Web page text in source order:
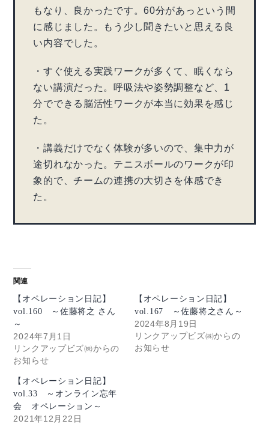
もなり、良かったです。60分があっという間
に感じました。もう少し聞きたいと思える良
い内容でした。
・すぐ使える実践ワークが多くて、眠くなら
ない講演だった。呼吸法や姿勢調整など、1
分でできる脳活性ワークが本当に効果を感じ
た。
・講義だけでなく体験が多いので、集中力が
途切れなかった。テニスボールのワークが印
象的で、チームの連携の大切さを体感でき
た。
関連
【オペレーション日記】
vol.160 ～佐藤将之 さん
～
2024年7月1日
リンクアップビズ㈱からの
お知らせ
【オペレーション日記】
vol.167 ～佐藤将之さん～
2024年8月19日
リンクアップビズ㈱からの
お知らせ
【オペレーション日記】
vol.33 ～オンライン忘年
会 オペレーション～
2021年12月22日